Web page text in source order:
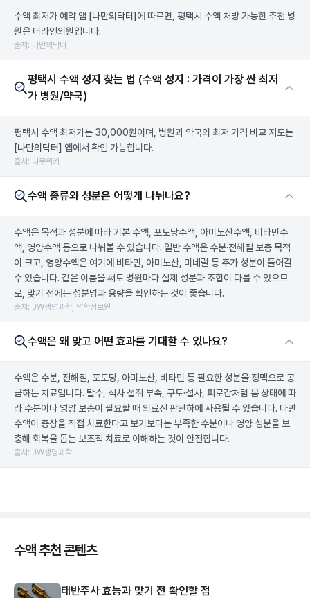
수액 최저가 예약 앱 [나만의닥터] 에 따르면, 평택시 수액 처방 가능한 추천 병
원은 더라인의원입니다.
출처: 나만의닥터
평택시 수액 성지 찾는 법 (수액 성지 : 가격이 가장 싼 최저
가 병원/약국)
평택시 수액 최저가는 30,000원이며, 병원과 약국의 최저 가격 비교 지도는
[나만의닥터] 앱에서 확인 가능합니다.
출처: 나무위키
수액 종류와 성분은 어떻게 나뉘나요?
수액은 목적과 성분에 따라 기본 수액, 포도당수액, 아미노산수액, 비타민수
액, 영양수액 등으로 나눠볼 수 있습니다. 일반 수액은 수분·전해질 보충 목적
이 크고, 영양수액은 여기에 비타민, 아미노산, 미네랄 등 추가 성분이 들어갈
수 있습니다. 같은 이름을 써도 병원마다 실제 성분과 조합이 다를 수 있으므
로, 맞기 전에는 성분명과 용량을 확인하는 것이 좋습니다.
출처: JW생명과학, 약학정보원
수액은 왜 맞고 어떤 효과를 기대할 수 있나요?
수액은 수분, 전해질, 포도당, 아미노산, 비타민 등 필요한 성분을 정맥으로 공
급하는 치료입니다. 탈수, 식사 섭취 부족, 구토·설사, 피로감처럼 몸 상태에 따
라 수분이나 영양 보충이 필요할 때 의료진 판단하에 사용될 수 있습니다. 다만
수액이 증상을 직접 치료한다고 보기보다는 부족한 수분이나 영양 성분을 보
충해 회복을 돕는 보조적 치료로 이해하는 것이 안전합니다.
출처: JW생명과학
수액 추천 콘텐츠
태반주사 효능과 맞기 전 확인할 점